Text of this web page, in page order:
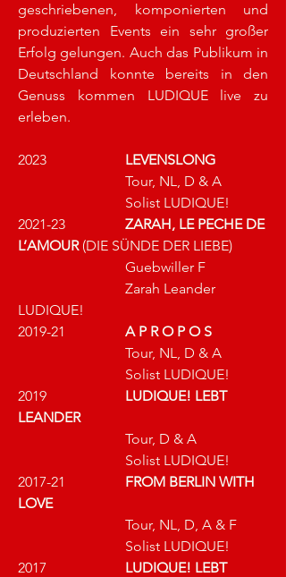
geschriebenen, komponierten und
produzierten Events ein sehr großer
Erfolg gelungen. Auch das Publikum in
Deutschland konnte bereits in den
Genuss kommen LUDIQUE live zu
erleben.
LEVENSLONG
			Tour, NL, D & A
			Solist LUDIQUE!
ZARAH, LE PECHE DE
L’AMOUR (DIE SÜNDE DER LIEBE)
			Guebwiller F
A P R O P O S
			Tour, NL, D & A
Solist LUDIQUE!
LUDIQUE! LEBT
LEANDER
			Tour, D & A
			Solist LUDIQUE!
FROM BERLIN WITH
LOVE
			Tour, NL, D, A & F
			Solist LUDIQUE!
LUDIQUE! LEBT